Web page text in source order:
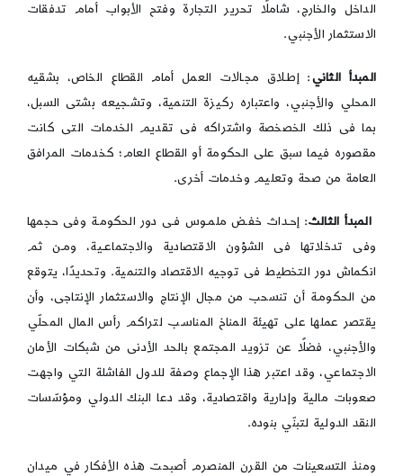
الداخل والخارج، شاملًا تحرير التجارة وفتح الأبواب أمام تدفقات
الاستثمار الأجنبي.
المبدأ الثاني: إطـلاق مجـالات العمل أمام القطاع الخاص، بشقيه
المحلي والأجنبي، واعتباره ركيزة التنمية، وتشـجيعه بشتى السبل،
بما فى ذلك الخصخصة واشتراكه فى تقديم الخدمات التى كانت
مقصوره فيما سبق على الحكومة أو القطاع العام؛ كخدمات المرافق
العامة من صحة وتعليم وخدمات أخرى.
المبدأ الثالث: إحـداث خفـض ملمـوس فـى دور الحكومـة وفى حجمها
وفى تدخلاتها فى الشؤون الاقتصادية والاجتماعـية، ومـن ثم
انكماش دور التخطيط فى توجيه الاقتصاد والتنمية. وتحديدًا، يتوقع
من الحكومـة أن تنسحب من مجال الإنتاج والاستثمار الإنتاجى، وأن
يقتصر عملها على تهيئة المناخ المناسـب لتراكم رأس المال المحلّي
والأجنبي، فضلًا عن تزويد المجتمع بالحد الأدنى من شبكات الأمان
الاجتماعي، وقد اعتبر هذا الإجماع وصفة للدول الفاشلة التي واجهت
صعوبات مالية وإدارية واقتصادية، وقد دعا البنك الدولي ومؤسّسات
النقد الدولية لتبنّي بنوده.
ومنذ التسعينات من القرن المنصرم أصبحت هذه الأفكار في ميدان